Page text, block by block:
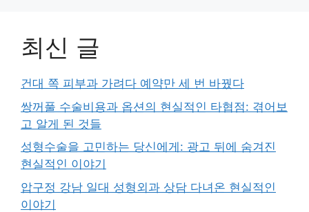
최신 글
건대 쪽 피부과 가려다 예약만 세 번 바꿨다
쌍꺼풀 수술비용과 옵션의 현실적인 타협점: 겪어보
고 알게 된 것들
성형수술을 고민하는 당신에게: 광고 뒤에 숨겨진
현실적인 이야기
압구정 강남 일대 성형외과 상담 다녀온 현실적인
이야기